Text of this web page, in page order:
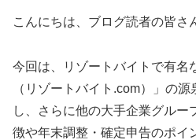
こんにちは、ブログ読者の皆さ
今回は、リゾートバイトで有名
（リゾートバイト.com）」の
し、さらに他の大手企業グルー
徴や年末調整・確定申告のポイ